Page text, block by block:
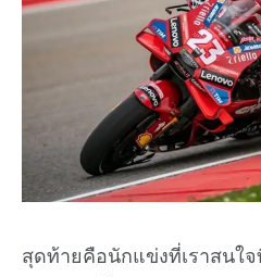
สุดท้ายคือนักแข่งที่เราสนใ